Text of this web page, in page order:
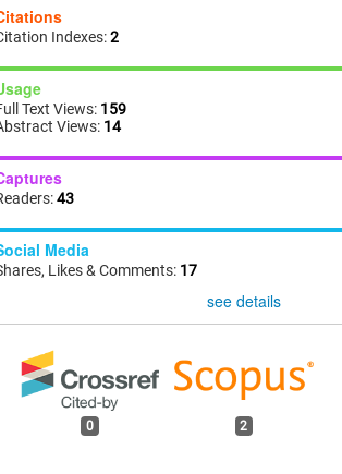
0 2
Indexes:2
Text Views: 159
Views: 14
43
Media
Likes & Comments: 17
see details